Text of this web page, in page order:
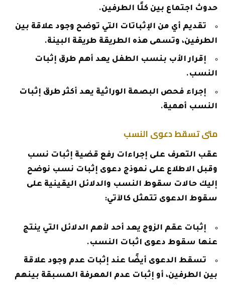
حدوث اجتماع بين كلًا الطرفين.
تقديم أي من الإثباتات التي توضح وجود علاقة بين
الطرفين، وتسمى هذه الطريقة طريقة البينة.
إقرار الأب بنسب الطفل يعد أهم طرق إثبات
النسب.
إجراء فحص البصمة الوراثية يعد أكثر طرق إثبات
النسب أهمية.
متى تسقط دعوى النسب
عقب التعرف على إجراءات رفع قضية إثبات نسب
وقبل الاطلاع على نموذج دعوى إثبات نسب نوضح
إليك حالات سقوط النسب والدلائل اليقينية على
سقوط الدعوى تتمثل كالآتي:
إثبات عقم الزوج يعد أحد لأهم الدلائل التي ينتج
عنها سقوط دعوى اثبات النسب.
تسقط الدعوى أيضًا عند إثبات عدم وجود علاقة
بين الطرفين، أو إثبات عدم المعرفة المسبقة بينهم